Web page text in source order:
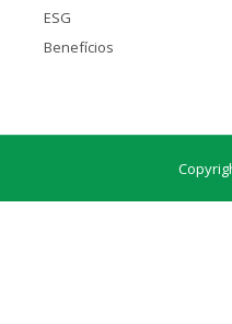
ESG
Benefícios